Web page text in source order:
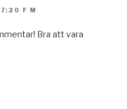
F M
Bra att vara